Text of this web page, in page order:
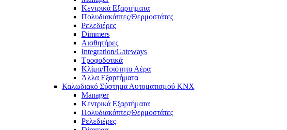
Κεντρικά Εξαρτήματα
Πολυδιακόπτες/Θερμοστάτες
Ρελεδιέρες
Dimmers
Αισθητήρες
Integration/Gateways
Τροφοδοτικά
Κλίμα/Ποιότητα Αέρα
Άλλα Εξαρτήματα
Καλωδιακό Σύστημα Αυτοματισμού KNX
Manager
Κεντρικά Εξαρτήματα
Πολυδιακόπτες/Θερμοστάτες
Ρελεδιέρες